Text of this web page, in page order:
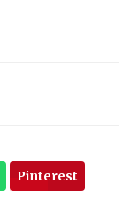
Pinterest